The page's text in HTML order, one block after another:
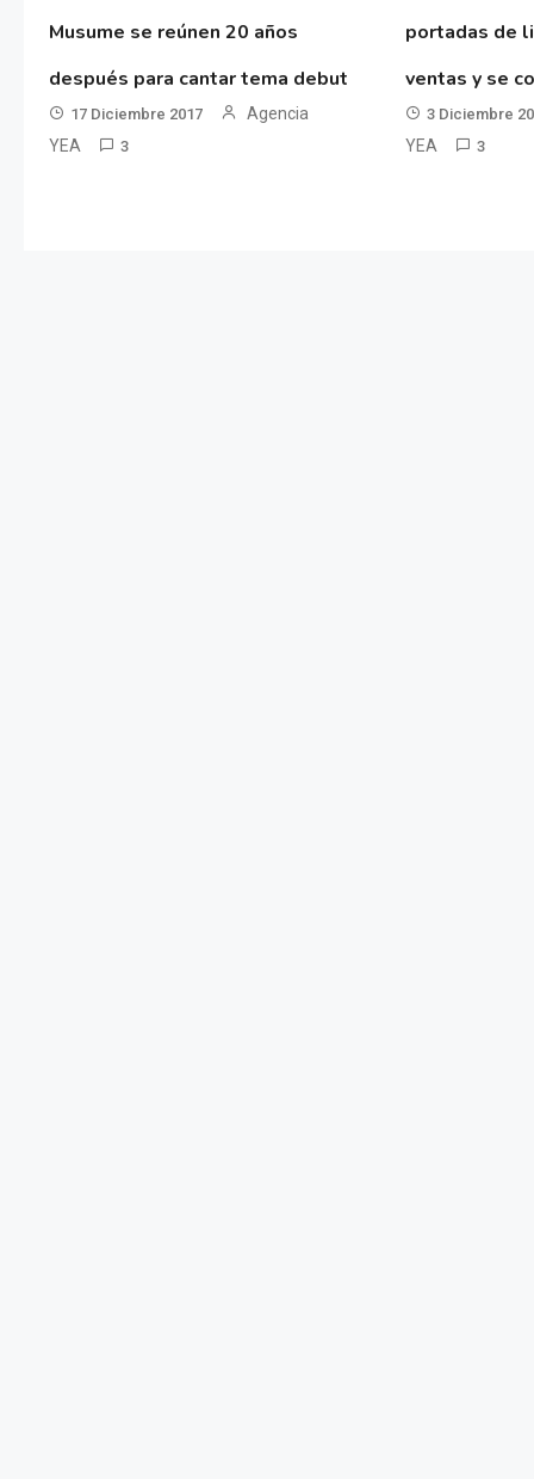
Musume se reúnen 20 años
después para cantar tema debut
17 Diciembre 2017
Agencia
YEA
3
portadas de
ventas y se
3 Diciembre
YEA
3